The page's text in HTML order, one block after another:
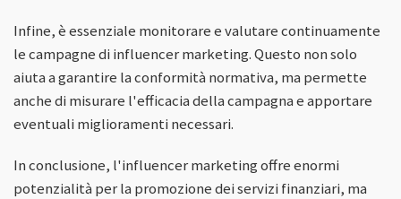
Infine, è essenziale monitorare e valutare continuamente
le campagne di influencer marketing. Questo non solo
aiuta a garantire la conformità normativa, ma permette
anche di misurare l'efficacia della campagna e apportare
eventuali miglioramenti necessari.
In conclusione, l'influencer marketing offre enormi
potenzialità per la promozione dei servizi finanziari, ma